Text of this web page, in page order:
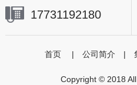
17731192180
首页 | 公司简介 |
Copyright © 2018